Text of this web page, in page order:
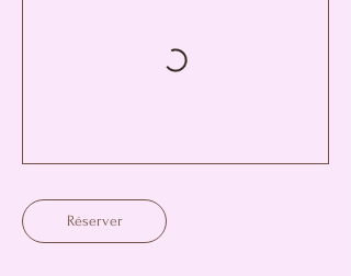
Réserver